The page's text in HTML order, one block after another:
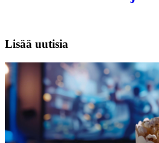
Lisää uutisia